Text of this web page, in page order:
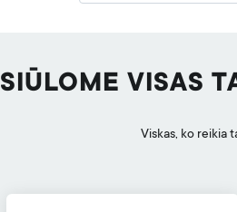
SIŪLOME VISAS
Viskas, ko reikia